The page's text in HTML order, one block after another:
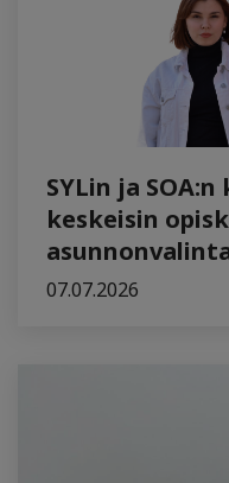
SYLin ja
keskeisin
07.07.2026